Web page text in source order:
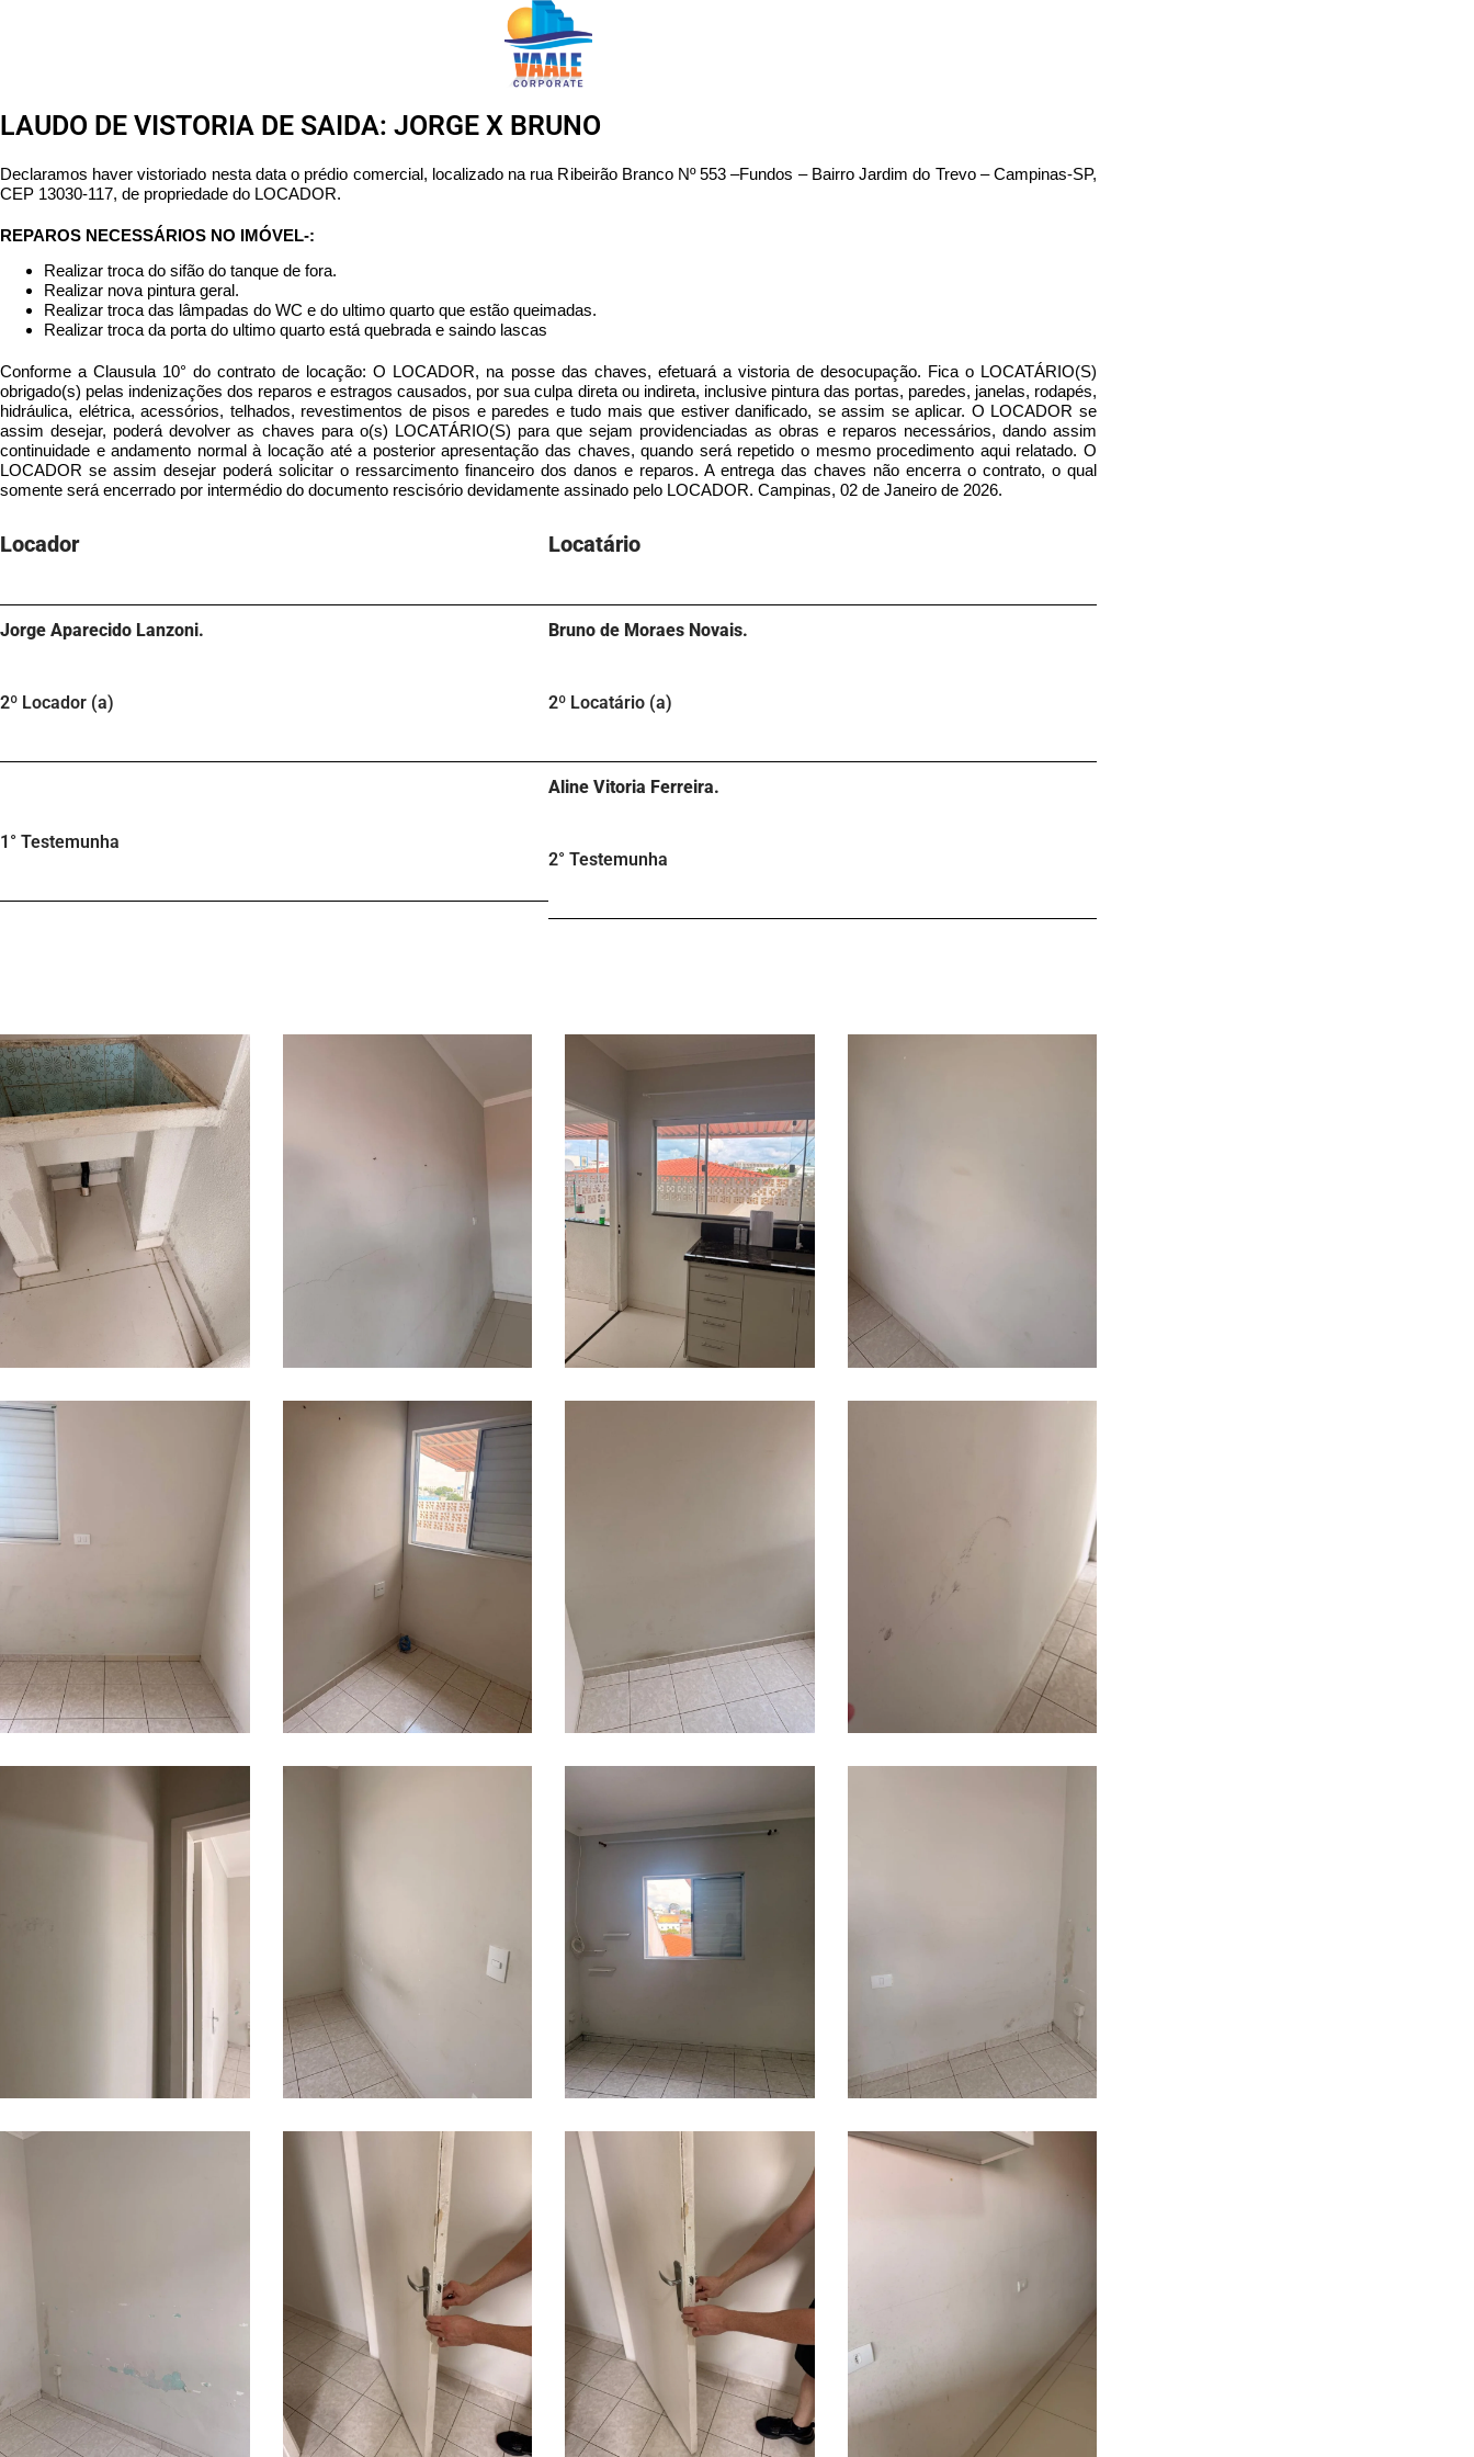
LAUDO DE VISTORIA DE SAIDA: JORGE X BRUNO
Declaramos haver vistoriado nesta data o prédio comercial, localizado na rua Ribeirão Branco Nº 553 –Fundos – Bairro Jardim do Trevo – Campinas-SP,
CEP 13030-117, de propriedade do LOCADOR.
REPAROS NECESSÁRIOS NO IMÓVEL-:
Realizar troca do sifão do tanque de fora.
Realizar nova pintura geral.
Realizar troca das lâmpadas do WC e do ultimo quarto que estão queimadas.
Realizar troca da porta do ultimo quarto está quebrada e saindo lascas
Conforme a Clausula 10° do contrato de locação: O LOCADOR, na posse das chaves, efetuará a vistoria de desocupação. Fica o LOCATÁRIO(S)
obrigado(s) pelas indenizações dos reparos e estragos causados, por sua culpa direta ou indireta, inclusive pintura das portas, paredes, janelas, rodapés,
hidráulica, elétrica, acessórios, telhados, revestimentos de pisos e paredes e tudo mais que estiver danificado, se assim se aplicar. O LOCADOR se
assim desejar, poderá devolver as chaves para o(s) LOCATÁRIO(S) para que sejam providenciadas as obras e reparos necessários, dando assim
continuidade e andamento normal à locação até a posterior apresentação das chaves, quando será repetido o mesmo procedimento aqui relatado. O
LOCADOR se assim desejar poderá solicitar o ressarcimento financeiro dos danos e reparos. A entrega das chaves não encerra o contrato, o qual
somente será encerrado por intermédio do documento rescisório devidamente assinado pelo LOCADOR. Campinas, 02 de Janeiro de 2026.
Locador
Jorge Aparecido Lanzoni.
2º Locador (a)
1° Testemunha
Locatário​
Bruno de Moraes Novais.
2º Locatário (a)
Aline Vitoria Ferreira.
2° Testemunha